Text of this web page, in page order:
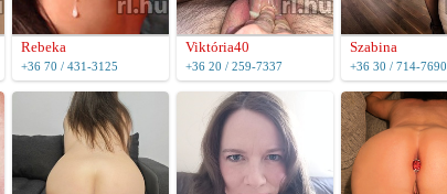
Rebeka
+36 70 / 431-3125
Viktória40
+36 20 / 259-7337
Szabina
+36 30 / 714-7690